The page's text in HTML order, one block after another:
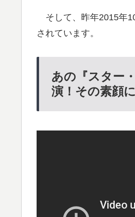
そして、昨年2015年
されています。
あの『スター
演！その素顔